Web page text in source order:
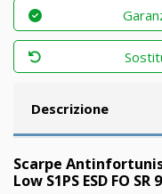
Descrizione
Scarpe
Low S1PS ESD FO SR